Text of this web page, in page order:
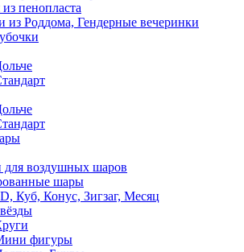
пенопласта
из Роддома, Гендерные вечеринки
для воздушных шаров
шары
Куб, Конус, Зигзаг, Месяц
фигуры